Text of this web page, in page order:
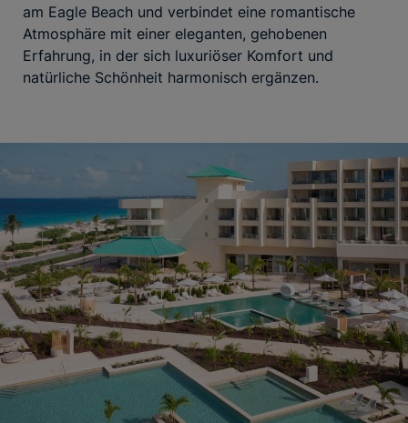
am Eagle Beach und verbindet eine romantische
Atmosphäre mit einer eleganten, gehobenen
Erfahrung, in der sich luxuriöser Komfort und
natürliche Schönheit harmonisch ergänzen.